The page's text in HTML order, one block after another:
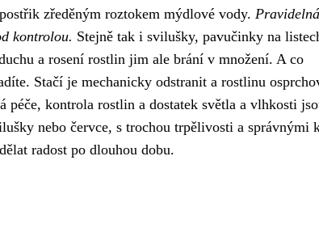
zředěným roztokem mýdlové vody. Pravidelná
kontrolou. Stejně tak i svilušky, pavučinky na
a rosení rostlin jim ale brání v množení. A co
Stačí je mechanicky odstranit a rostlinu
péče, kontrola rostlin a dostatek světla a vlhkosti
nebo červce, s trochou trpělivosti a správnými
radost po dlouhou dobu.